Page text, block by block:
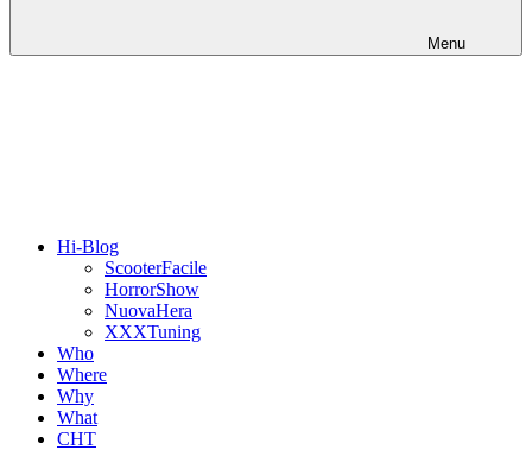
Menu
Hi-Blog
ScooterFacile
HorrorShow
NuovaHera
XXXTuning
Who
Where
Why
What
CHT